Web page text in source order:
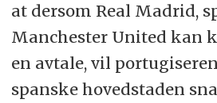
at dersom Real Madrid,
Manchester United kan
en avtale, vil
spanske hovedstaden